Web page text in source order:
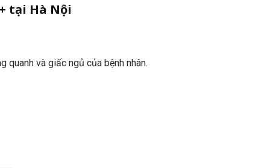
tại Hà Nội
và giấc ngủ của bệnh nhân.